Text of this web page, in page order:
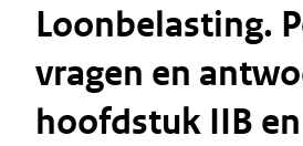
Loonbelasting.
vragen en
hoofdstuk IIB